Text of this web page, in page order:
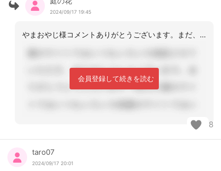
2024/09/17 19:45
やまおやじ様コメントありがとうございます。まだ、私が口を出すのは早いですかね💦あ
会員登録して続きを読む
8
taro07
2024/09/17 20:01